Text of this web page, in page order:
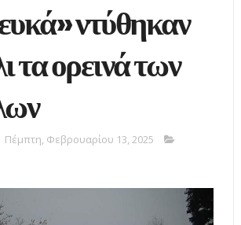
ντύθηκαν
τα ορεινά των
Πέμπτη, Φεβρουαρίου 13, 2025